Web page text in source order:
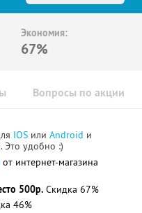
Экономия:
67%
Вопросы по акции
IOS или Android и
Это удобно :)
от интернет-магазина
500р. Скидка 67%
46%